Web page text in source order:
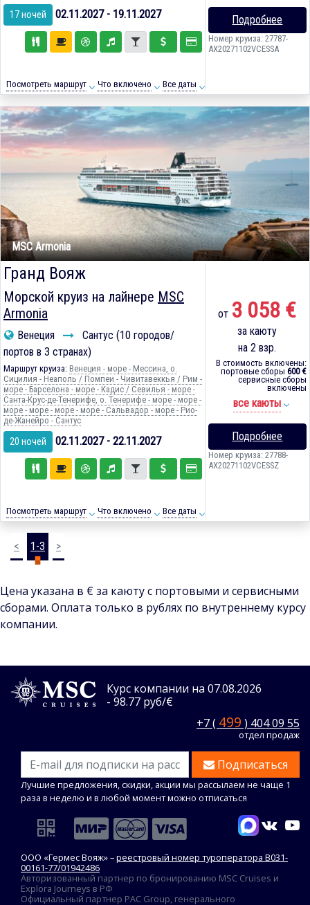
17 ночей 02.11.2027 - 19.11.2027
Посмотреть маршрут Что включено Все даты
Подробнее
Номер круиза: 27787-
AX20271102VCESSA
MSC Armonia
Гранд Вояж
Морской круиз на лайнере MSC
Armonia
Венеция
Сантус (10 городов/
портов в 3 странах)
Маршрут круиза: Венеция - море - Мессина, о.
Сицилия - Неаполь / Помпеи - Чивитавеккья / Рим -
море - Барселона - море - Кадиc / Севилья - море -
Санта-Крус-де-Тенерифе, о. Тенерифе - море - море -
море - море - море - море - Сальвадор - море - Рио-
де-Жанейро - Сантус
20 ночей 02.11.2027 - 22.11.2027
Посмотреть маршрут Что включено Все даты
от 3 058 €
за каюту
на 2 взр.
В стоимость включены:
портовые сборы 600 €
сервисные сборы
включены
все каюты
Подробнее
Номер круиза: 27788-
AX20271102VCESSZ
< 1-3 >
Цена указана в € за каюту с портовыми и сервисными
сборами. Оплата только в рублях по внутреннему курсу
компании.
Курс компании на 07.08.2026
- 98.77 руб/€
+7 ( 499 ) 404 09 55
отдел продаж
Подписаться
Лучшие предложения, скидки, акции мы рассылаем не чаще 1
раза в неделю и в любой момент можно отписаться
ООО «Гермес Вояж» –реестровый номер туроператора В031-
00161-77/01942486
Авторизованный партнер по бронированию MSC Cruises и
Explora Journeys в РФ
Официальный партнер PAC Group, генерального